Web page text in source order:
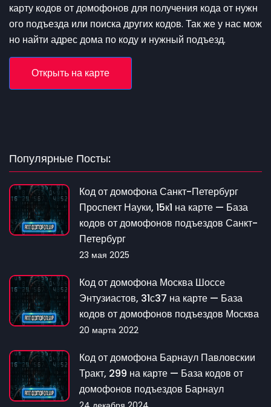
карту кодов от домофонов для получения кода от нужн
ого подъезда или поиска других кодов. Так же у нас мож
но найти адрес дома по коду и нужный подъезд.
Открыть на карте
Популярные Посты:
Код от домофона Санкт-Петербург
Проспект Науки, 15к1 на карте — База
кодов от домофонов подъездов Санкт-
Петербург
23 мая 2025
Код от домофона Москва Шоссе
Энтузиастов, 31с37 на карте — База
кодов от домофонов подъездов Москва
20 марта 2022
Код от домофона Барнаул Павловскии
Тракт, 299 на карте — База кодов от
домофонов подъездов Барнаул